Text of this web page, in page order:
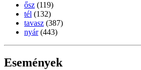
ősz (119)
tél (132)
tavasz (387)
nyár (443)
Események